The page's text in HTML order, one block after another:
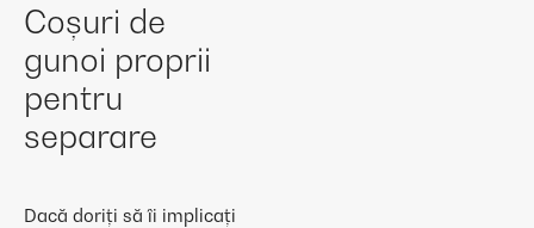
Coșuri de
gunoi proprii
pentru
separare
Dacă doriți să îi implicați